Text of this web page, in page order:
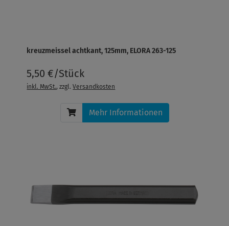
kreuzmeissel achtkant, 125mm, ELORA 263-125
5,50 €/Stück
inkl. MwSt., zzgl.Versandkosten
Mehr Informationen